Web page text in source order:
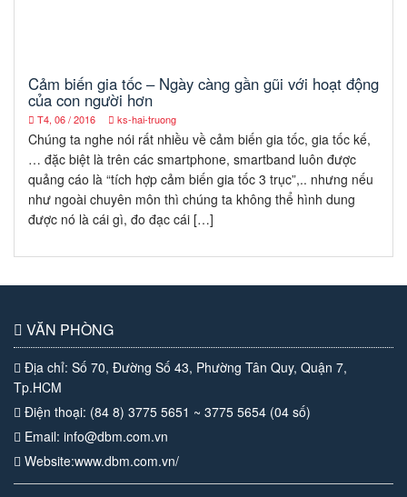
Cảm biến gia tốc – Ngày càng gần gũi với hoạt động
của con người hơn
T4, 06 / 2016 ks-hai-truong
Chúng ta nghe nói rất nhiều về cảm biến gia tốc, gia tốc kế,
… đặc biệt là trên các smartphone, smartband luôn được
quảng cáo là “tích hợp cảm biến gia tốc 3 trục”,.. nhưng nếu
như ngoài chuyên môn thì chúng ta không thể hình dung
được nó là cái gì, đo đạc cái […]
VĂN PHÒNG
Địa chỉ: Số 70, Đường Số 43, Phường Tân Quy, Quận 7,
Tp.HCM
Điện thoại: (84 8) 3775 5651 ~ 3775 5654 (04 số)
Email: info@dbm.com.vn
Website:www.dbm.com.vn/